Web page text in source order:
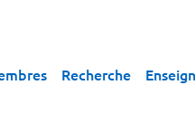
Recherche